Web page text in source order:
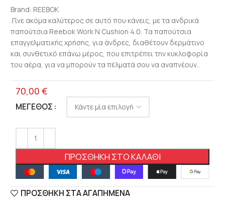
Brand: REEBOK
.Γίνε ακόμα καλύτερος σε αυτό που κάνεις, με τα ανδρικά
παπούτσια Reebok Work N Cushion 4.0. Τα παπούτσια
επαγγελματικής χρήσης, για άνδρες, διαθέτουν δερμάτινο
και συνθετικό επάνω μέρος, που επιτρέπει την κυκλοφορία
του αέρα, για να μπορούν τα πέλματά σου να αναπνέουν..
70,00 €
ΜΈΓΕΘΟΣ
ΠΡΟΣΘΉΚΗ ΣΤΟ ΚΑΛΆΘΙ
ΠΡΟΣΘΉΚΗ ΣΤΑ ΑΓΑΠΗΜΈΝΑ